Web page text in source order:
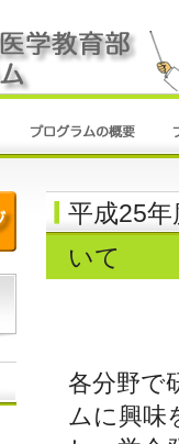
平成25
いて
各分野で
ムに興味